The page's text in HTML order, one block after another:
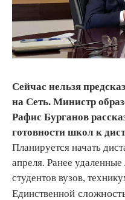
Сейчас нельзя
на Сеть. Министр
Рафис Бурганов
готовности школ к
Планируется начать
апреля. Ранее
студентов вузов,
Единственной